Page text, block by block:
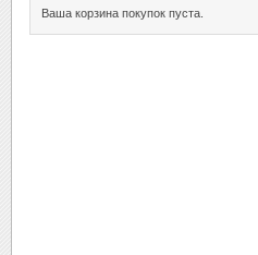
Ваша корзина покупок пуста.